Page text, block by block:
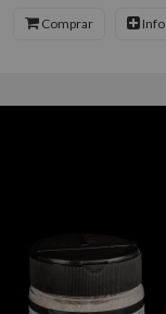
Comprar Info